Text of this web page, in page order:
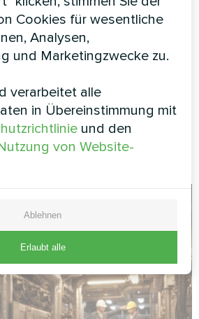
unzureichend, erhöhen Sie
in Schritten von
über den maximal
hilft, typische Planungsfehler
eine effiziente Funktion des
über den gesamten
zu gewährleisten.
Cookies für wesentliche
Analysen,
und Marketingzwecke zu.
verarbeitet alle
in Übereinstimmung mit
und den
von Website-
Ablehnen
Erlaubt alle